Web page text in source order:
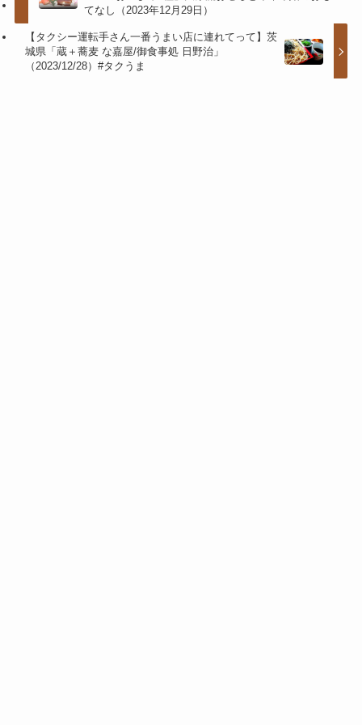
てなし（2023年12月29日）
【タクシー運転手さん一番うまい店に連れてって】茨
城県「蔵＋蕎麦 な嘉屋/御食事処 日野治」
（2023/12/28）#タクうま